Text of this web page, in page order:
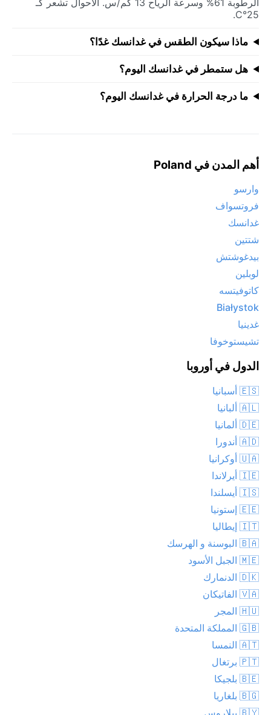
25°C.
ماذا سيكون الطقس في غدانسك غدًا؟
هل ستمطر في غدانسك اليوم؟
ما درجة الحرارة في غدانسك اليوم؟
أهم المدن في Poland
وارسو
فروتسواف
غدانسك
شتتين
بيدغوشتش
لوبلين
كاتوفيتسه
Białystok
غدينيا
تشيستوخوفا
الدول في أوروبا
🇪🇸 أسبانيا
🇦🇱 ألبانيا
🇩🇪 ألمانيا
🇦🇩 أندورا
🇺🇦 أوكرانيا
🇮🇪 أيرلاندا
🇮🇸 أيسلندا
🇪🇪 إستونيا
🇮🇹 إيطاليا
🇧🇦 البوسنة و الهرسك
🇲🇪 الجبل الأسود
🇩🇰 الدنمارك
🇻🇦 الفاتيكان
🇭🇺 المجر
🇬🇧 المملكة المتحدة
🇦🇹 النمسا
🇵🇹 برتغال
🇧🇪 بلجيكا
🇧🇬 بلغاريا
🇧🇾 بيلاروس